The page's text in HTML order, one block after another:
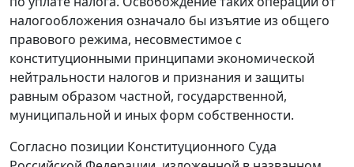
налогообложения означало бы изъятие из общего
правового режима, несовместимое с
конституционными принципами экономической
нейтральности налогов и признания и защиты
равным образом частной, государственной,
муниципальной и иных форм собственности.
Согласно позиции Конституционного Суда